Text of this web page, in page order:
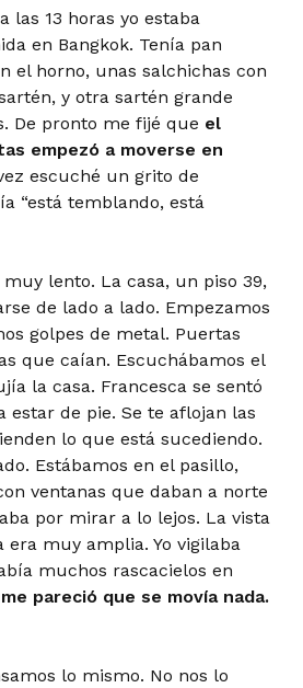
las 13 horas yo estaba
en Bangkok. Tenía pan
el horno, unas salchichas con
y otra sartén grande
De pronto me fijé que el
empezó a moverse en
escuché un grito de
“está temblando, está
muy lento. La casa, un piso 39,
de lado a lado. Empezamos
golpes de metal. Puertas
que caían. Escuchábamos el
la casa. Francesca se sentó
estar de pie. Se te aflojan las
lo que está sucediendo.
Estábamos en el pasillo,
ventanas que daban a norte
por mirar a lo lejos. La vista
era muy amplia. Yo vigilaba
muchos rascacielos en
pareció que se movía nada.
lo mismo. No nos lo